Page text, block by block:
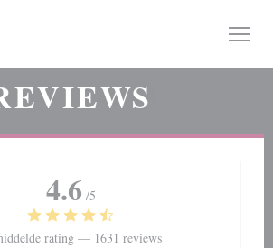
4.6 /5
rating — 1631 reviews